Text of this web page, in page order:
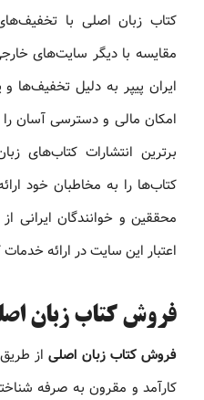
کتاب زبان اصلی با
مقایسه با دیگر سایت‌های
ایران پیپر به دلیل تخفیف‌ها و
امکان مالی و دسترسی آسان را
برترین انتشارات کتاب‌های
کتاب‌ها را به مخاطبان خود
محققین و خوانندگان ایرانی
اعتبار این سایت در ارائه
فروش کتاب زبان
فروش کتاب زبان اصلیاز طریق
کارآمد و مقرون به صرفه